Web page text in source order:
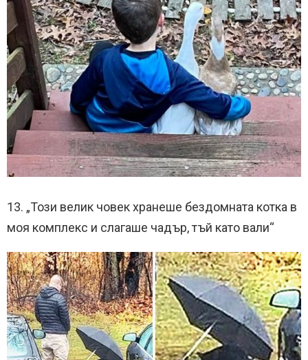
13. „Този ​​велик човек хранеше бездомната котка в
моя комплекс и слагаше чадър, тъй като вали“